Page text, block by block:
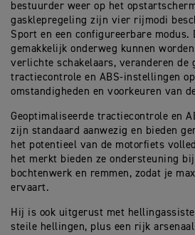
bestuurder weer op het
gasklepregeling zijn vier rijmodi
Sport en een configureerbare modus.
gemakkelijk onderweg kunnen
verlichte schakelaars, veranderen de
tractiecontrole en ABS-instellingen
omstandigheden en voorkeuren van
Geoptimaliseerde tractiecontrole en
zijn standaard aanwezig en bieden
het potentieel van de motorfiets
het merkt bieden ze ondersteuning
bochtenwerk en remmen, zodat je
ervaart.
Hij is ook uitgerust met
steile hellingen, plus een rijk arsenaal